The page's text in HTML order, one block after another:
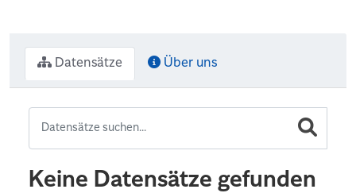
Datensätze Über uns
Keine Datensätze gefunden